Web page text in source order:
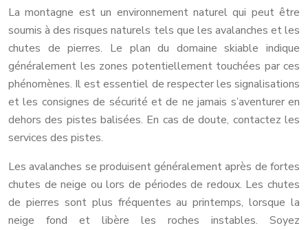
La montagne est un environnement naturel qui peut être
soumis à des risques naturels tels que les avalanches et les
chutes de pierres. Le plan du domaine skiable indique
généralement les zones potentiellement touchées par ces
phénomènes. Il est essentiel de respecter les signalisations
et les consignes de sécurité et de ne jamais s’aventurer en
dehors des pistes balisées. En cas de doute, contactez les
services des pistes.
Les avalanches se produisent généralement après de fortes
chutes de neige ou lors de périodes de redoux. Les chutes
de pierres sont plus fréquentes au printemps, lorsque la
neige fond et libère les roches instables. Soyez